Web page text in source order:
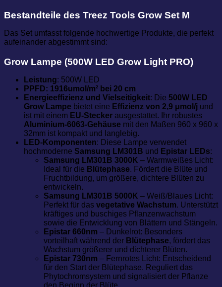
Bestandteile des Treez Tools Grow Set M
Das Set umfasst folgende hochwertige Produkte, die perfekt
aufeinander abgestimmt sind:
Grow Lampe (500W LED Grow Light PRO)
Leistung: 500W LED
PPFD: 1916umol/m² bei 20 cm
Energieeffizienz und Vielseitigkeit: Die 500W LED
Grow Lampe bietet eine Effizienz von 2,9 μmol/j und
ist mit einem EU-Stecker ausgestattet. Ihr robustes
Aluminium-6063-Gehäuse mit den Maßen 960 x 960 x
32mm ist kompakt und langlebig.
LED-Komponenten: Diese Lampe verwendet
hochmoderne Samsung LM301B und Epistar LEDs:
Samsung LM301B 3000K – Warmweißes Licht:
Ideal für die Blütephase. Fördert die Blüte und
Fruchtbildung, um größere, dichtere Blüten zu
entwickeln.
Samsung LM301B 5000K – Weiß/Blaues Licht:
Perfekt für das vegetative Wachstum. Unterstützt
kräftiges und buschiges Pflanzenwachstum
sowie die Entwicklung von Blättern und Stängeln.
Epistar 660nm – Dunkelrot: Besonders
vorteilhaft während der Blütephase, fördert das
Wachstum größerer und dichterer Blüten.
Epistar 730nm – Fernrotes Licht: Entscheidend
für den Start der Blütephase. Reguliert das
Phytochromsystem und signalisiert der Pflanze
den Beginn der Blüte.